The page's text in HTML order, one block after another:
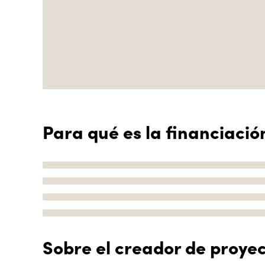
Para qué es la
Sobre el creador de